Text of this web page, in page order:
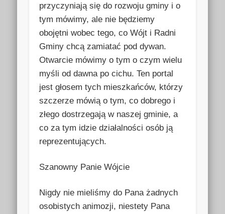
przyczyniają się do rozwoju gminy i o
tym mówimy, ale nie będziemy
obojętni wobec tego, co Wójt i Radni
Gminy chcą zamiatać pod dywan.
Otwarcie mówimy o tym o czym wielu
myśli od dawna po cichu. Ten portal
jest głosem tych mieszkańców, którzy
szczerze mówią o tym, co dobrego i
złego dostrzegają w naszej gminie, a
co za tym idzie działalności osób ją
reprezentujących.
Szanowny Panie Wójcie
Nigdy nie mieliśmy do Pana żadnych
osobistych animozji, niestety Pana